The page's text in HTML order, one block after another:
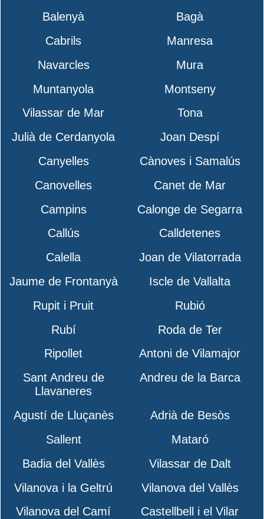
Balenyà
Bagà
Cabrils
Manresa
Navarcles
Mura
Muntanyola
Montseny
Vilassar de Mar
Tona
Julià de Cerdanyola
Joan Despí
Canyelles
Cànoves i Samalús
Canovelles
Canet de Mar
Campins
Calonge de Segarra
Callús
Calldetenes
Calella
Joan de Vilatorrada
Jaume de Frontanyà
Iscle de Vallalta
Rupit i Pruit
Rubió
Rubí
Roda de Ter
Ripollet
Antoni de Vilamajor
Sant Andreu de
Llavaneres
Andreu de la Barca
Agustí de Lluçanès
Adrià de Besòs
Sallent
Mataró
Badia del Vallès
Vilassar de Dalt
Vilanova i la Geltrú
Vilanova del Vallès
Vilanova del Camí
Castellbell i el Vilar